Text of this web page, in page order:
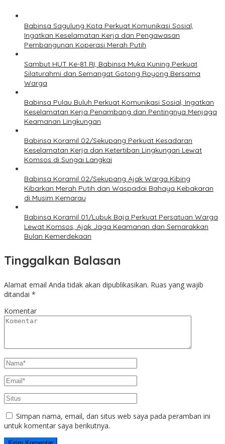
Babinsa Sagulung Kota Perkuat Komunikasi Sosial,
Ingatkan Keselamatan Kerja dan Pengawasan
Pembangunan Koperasi Merah Putih
Sambut HUT Ke-81 RI, Babinsa Muka Kuning Perkuat
Silaturahmi dan Semangat Gotong Royong Bersama
Warga
Babinsa Pulau Buluh Perkuat Komunikasi Sosial, Ingatkan
Keselamatan Kerja Penambang dan Pentingnya Menjaga
Keamanan Lingkungan
Babinsa Koramil 02/Sekupang Perkuat Kesadaran
Keselamatan Kerja dan Ketertiban Lingkungan Lewat
Komsos di Sungai Langkai
Babinsa Koramil 02/Sekupang Ajak Warga Kibing
Kibarkan Merah Putih dan Waspadai Bahaya Kebakaran
di Musim Kemarau
Babinsa Koramil 01/Lubuk Baja Perkuat Persatuan Warga
Lewat Komsos, Ajak Jaga Keamanan dan Semarakkan
Bulan Kemerdekaan
Tinggalkan Balasan
Alamat email Anda tidak akan dipublikasikan. Ruas yang wajib
ditandai *
Komentar
Simpan nama, email, dan situs web saya pada peramban ini
untuk komentar saya berikutnya.